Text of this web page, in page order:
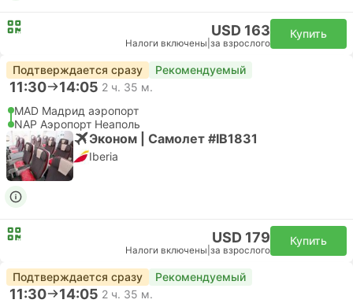
USD 163
Налоги включены за взрослого
Купить
Подтверждается сразу Рекомендуемый
11:30 14:05 2 ч. 35 м.
MAD Мадрид аэропорт
NAP Аэропорт Неаполь
Эконом | Самолет #IB1831
Iberia
USD 179
Налоги включены за взрослого
Купить
Подтверждается сразу Рекомендуемый
11:30 14:05 2 ч. 35 м.